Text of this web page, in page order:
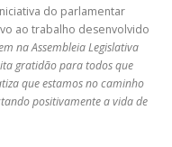
do parlamentar
ao trabalho desenvolvido
na Assembleia Legislativa
gratidão para todos que
que estamos no caminho
positivamente a vida de